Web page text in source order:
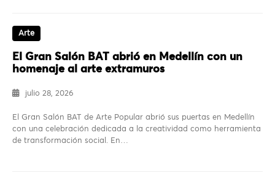
Arte
El Gran Salón BAT abrió en Medellín con un
homenaje al arte extramuros
julio 28, 2026
El Gran Salón BAT de Arte Popular abrió sus puertas en Medellín
con una celebración dedicada a la creatividad como herramienta
de transformación social. En…